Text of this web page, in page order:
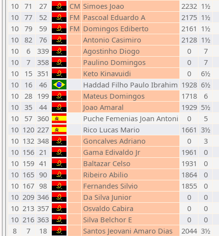
10 71 27 CM Simoes Joao 2232 1½
10 77 52 FM Pascoal Eduardo A 2175 1½
10 79 59 FM Domingos Ediberto 2161 1½
10 82 76 Antonio Casimiro 2128 1½
10
6 339 Agostinho Diogo 0
7
10
7 358 Paulino Domingos 0
7
10
15 351 Keto Kinavuidi 0
6½
10
16 46 Haddad Filho Paulo Ibrahim 1928 6½
10 28 199 Mateus Domingos 1718
6
10 35 44 Joao Amaral 1929 5½
10
57 360 Puche Femenias Joan Antoni 0
5
10 120 227 Rico Lucas Mario 1661 3½
10 132 348 Goncalves Adriano 0
3
10 156 21 Gama Edivaldo Jr 1961
0
10 159 41 Baltazar Celso 1931
0
10 165 90 Ribeiro Abilio 1864
0
10 167 98 Fernandes Silvio 1855
0
10 209 346 Da Silva Junior 0
0
10 213 357 Osvaldo Cabira 0
0
10 216 363 Silva Belchor E 0
0
8
7 18 Santos Jeovani Amaro Dias 2044 3½